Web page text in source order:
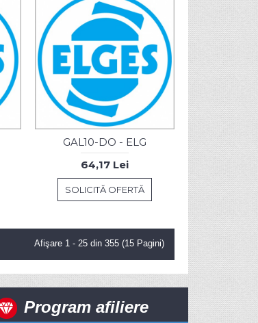
GAL10-DO - ELG
64,17 Lei
SOLICITĂ OFERTĂ
Afişare 1 - 25 din 355 (15 Pagini)
Program afiliere